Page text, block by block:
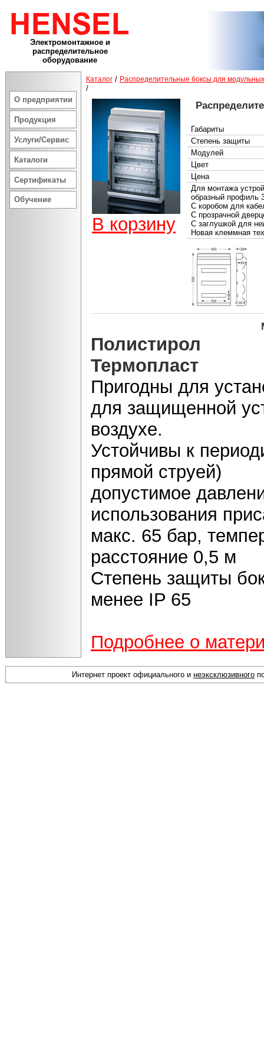
Электромонтажное и
распределительное
оборудование
О предприятии
Продукция
Услуги/Сервис
Каталоги
Сертификаты
Обучение
Каталог / Распределительные боксы для модульных
/
В корзину
Габариты
Степень защиты
Модулей
Цвет
Цена
Для монтажа
образный профиль
С коробом для
С прозрачной
С заглушкой для
Новая клеммная
Полистирол
Термопласт
Пригодны для
для защищенной
воздухе.
Устойчивы к
прямой струей)
допустимое
использования
макс. 65 бар,
расстояние 0,5 м
Степень защиты
менее IP 65
Подробнее о
Интернет проект официального и неэксклюзивного